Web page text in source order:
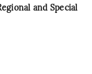
and Special